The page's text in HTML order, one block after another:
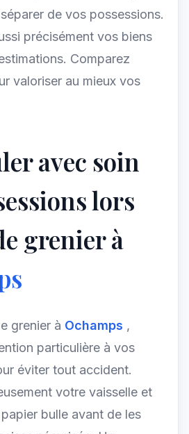
de vos possessions.
précisément vos biens
Comparez
valoriser au mieux vos
avec soin
lors
grenier à
grenier à Ochamps ,
particulière à vos
éviter tout accident.
votre vaisselle et
bulle avant de les